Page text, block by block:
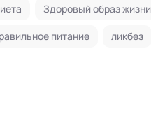
Здоровый образ жизни
питание ликбез